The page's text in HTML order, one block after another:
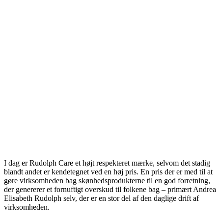
I dag er Rudolph Care et højt respekteret mærke, selvom det stadig
blandt andet er kendetegnet ved en høj pris. En pris der er med til at
gøre virksomheden bag skønhedsprodukterne til en god forretning,
der genererer et fornuftigt overskud til folkene bag – primært Andrea
Elisabeth Rudolph selv, der er en stor del af den daglige drift af
virksomheden.